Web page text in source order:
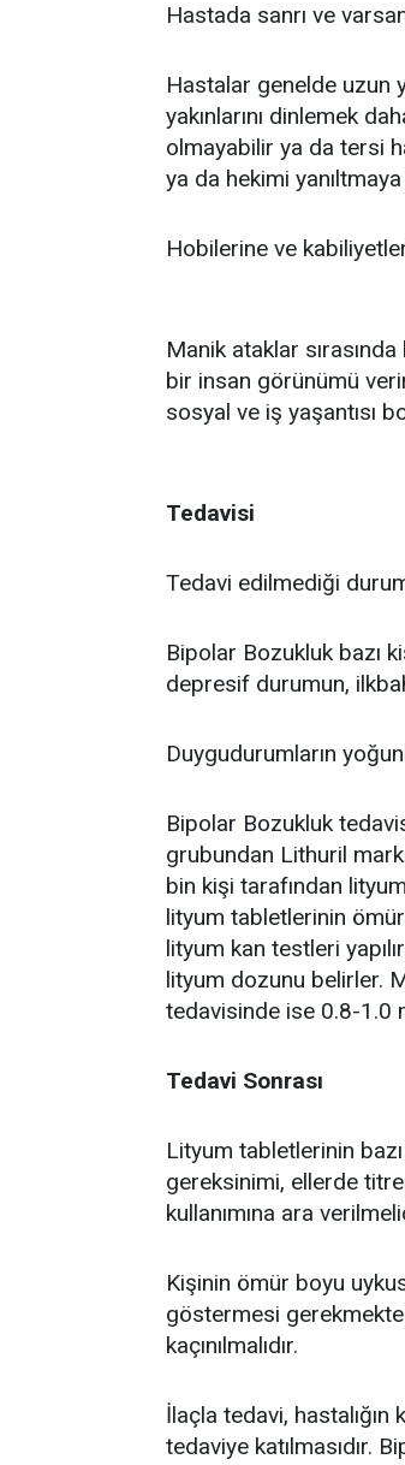
Hastada sanrı ve
Hastalar genelde uzun
yakınlarını dinlemek
olmayabilir ya da tersi
ya da hekimi yanıltmaya
Hobilerine ve
Manik ataklar
bir insan görünümü
sosyal ve iş yaşantısı
Tedavisi
Tedavi edilmediği
Bipolar Bozukluk bazı
depresif durumun,
Duygudurumların
Bipolar Bozukluk
grubundan Lithuril
bin kişi tarafından
lityum tabletlerinin
lityum kan testleri
lityum dozunu belirler.
tedavisinde ise 0.8-1.0
Tedavi Sonrası
Lityum tabletlerinin
gereksinimi, ellerde
kullanımına ara
Kişinin ömür boyu
göstermesi
kaçınılmalıdır.
İlaçla tedavi,
tedaviye katılmasıdır.